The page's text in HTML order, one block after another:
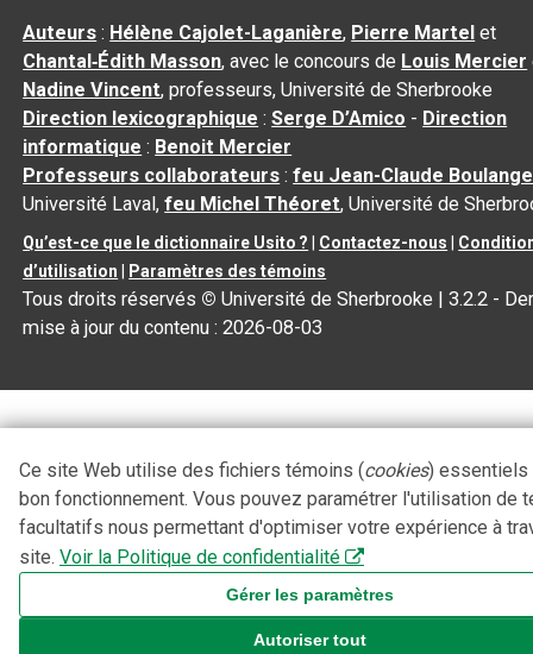
Auteurs : Hélène Cajolet-Laganière, Pierre Martel et
Chantal‑Édith Masson, avec le concours de Louis Mercier
Nadine Vincent, professeurs, Université de Sherbrooke
Direction lexicographique :Serge D’Amico - Direction
informatique : Benoit Mercier
Professeurs collaborateurs :feu Jean-Claude
Université Laval,feu Michel Théoret, Université de
Qu’est-ce que le dictionnaire Usito ? Contactez-nous
d’utilisation
Paramètres des témoins
Tous droits réservés © Université de Sherbrooke |3.2.2 -
mise à jour du contenu :2026-08-03
Ce site Web utilise des fichiers témoins (cookies) essentiels
bon fonctionnement. Vous pouvez paramétrer l'utilisation de
facultatifs nous permettant d'optimiser votre expérience à
site. Voir la Politique de confidentialité
Gérer les paramètres
Autoriser tout